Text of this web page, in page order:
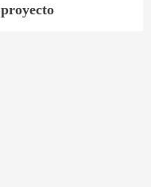
proyecto